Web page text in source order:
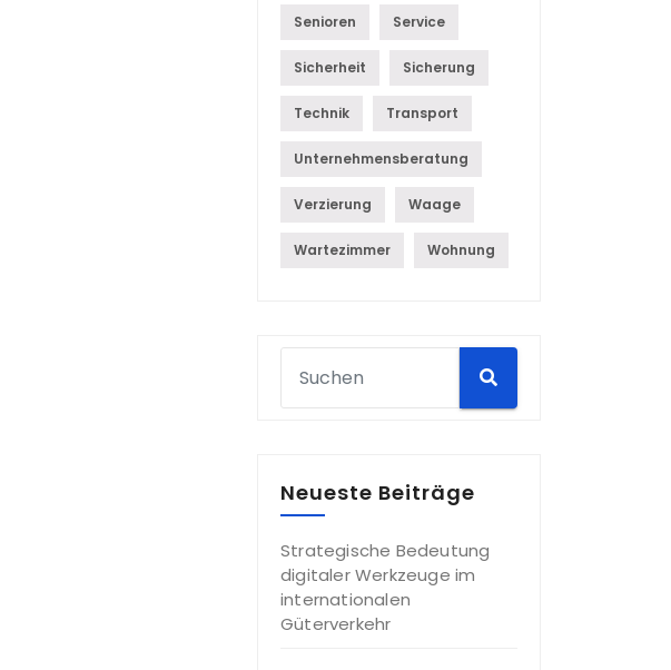
Senioren Service
Sicherheit Sicherung
Technik Transport
Unternehmensberatung
Verzierung Waage
Wartezimmer Wohnung
Neueste Beiträge
Strategische Bedeutung
digitaler Werkzeuge im
internationalen
Güterverkehr